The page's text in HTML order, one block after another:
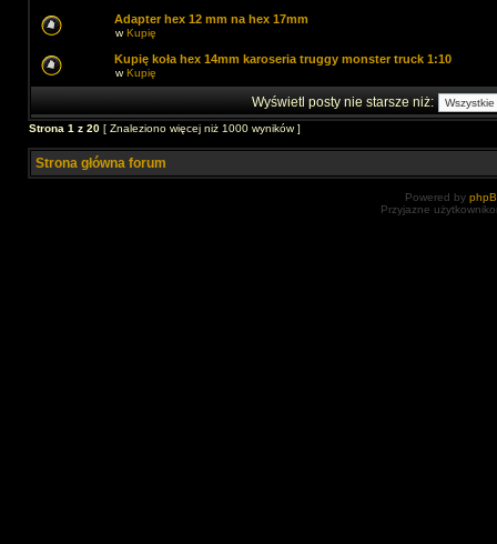
Adapter hex 12 mm na hex 17mm
wKupię
Kupię koła hex 14mm karoseria truggy monster truck 1:10
wKupię
Wyświetl posty nie starsze niż:
Strona 1 z 20 [ Znaleziono więcej niż 1000 wyników ]
Strona główna forum
Powered by
Przyjazne